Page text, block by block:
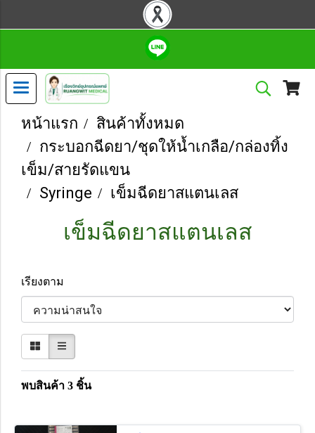
หน้าแรก
สินค้าทั้งหมด
กระบอกฉีดยา/ชุดให้น้ำเกลือ/กล่องทิ้ง
เข็ม/สายรัดแขน
Syringe
เข็มฉีดยาสแตนเลส
เข็มฉีดยาสแตนเลส
เรียงตาม
พบสินค้า 3 ชิ้น